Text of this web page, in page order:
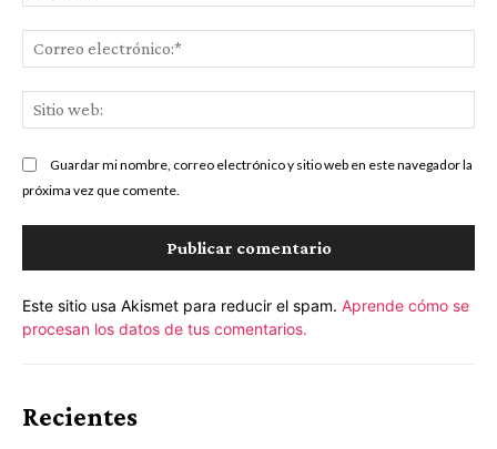
Guardar mi nombre, correo electrónico y sitio web en este navegador la
próxima vez que comente.
Este sitio usa Akismet para reducir el spam. Aprende cómo se
procesan los datos de tus comentarios.
Recientes